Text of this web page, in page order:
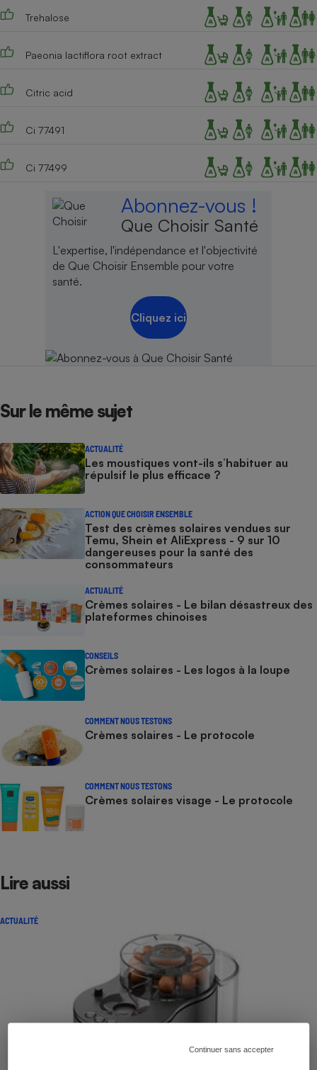
Continuer sans accepter
Trehalose
Paeonia lactiflora root extract
Citric acid
Ci 77491
Ci 77499
Abonnez-vous !
Que Choisir Santé
L'expertise, l'indépendance et l'objectivité
de Que Choisir Ensemble pour votre
santé.
Cliquez ici
Sur le même sujet
ACTUALITÉ
Les moustiques vont-ils s’habituer au
répulsif le plus efficace ?
ACTION QUE CHOISIR ENSEMBLE
Test des crèmes solaires vendues sur
Temu, Shein et AliExpress - 9 sur 10
dangereuses pour la santé des
consommateurs
ACTUALITÉ
Crèmes solaires - Le bilan désastreux des
plateformes chinoises
CONSEILS
Crèmes solaires - Les logos à la loupe
COMMENT NOUS TESTONS
Crèmes solaires - Le protocole
COMMENT NOUS TESTONS
Crèmes solaires visage - Le protocole
Lire aussi
ACTUALITÉ